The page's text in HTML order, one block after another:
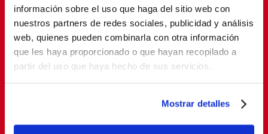
información sobre el uso que haga del sitio web con
nuestros partners de redes sociales, publicidad y análisis
web, quienes pueden combinarla con otra información
que les haya proporcionado o que hayan recopilado a
partir del uso que haya hecho de sus servicios.
Mostrar detalles